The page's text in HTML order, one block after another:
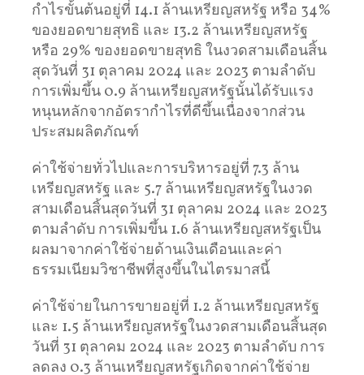
กำไรขั้นต้นอยู่ที่ 14.1 ล้านเหรียญสหรัฐ หรือ 34%
ของยอดขายสุทธิ และ 13.2 ล้านเหรียญสหรัฐ
หรือ 29% ของยอดขายสุทธิ ในงวดสามเดือนสิ้น
สุดวันที่ 31 ตุลาคม 2024 และ 2023 ตามลำดับ
การเพิ่มขึ้น 0.9 ล้านเหรียญสหรัฐนั้นได้รับแรง
หนุนหลักจากอัตรากำไรที่ดีขึ้นเนื่องจากส่วน
ประสมผลิตภัณฑ์
ค่าใช้จ่ายทั่วไปและการบริหารอยู่ที่ 7.3 ล้าน
เหรียญสหรัฐ และ 5.7 ล้านเหรียญสหรัฐในงวด
สามเดือนสิ้นสุดวันที่ 31 ตุลาคม 2024 และ 2023
ตามลำดับ การเพิ่มขึ้น 1.6 ล้านเหรียญสหรัฐเป็น
ผลมาจากค่าใช้จ่ายด้านเงินเดือนและค่า
ธรรมเนียมวิชาชีพที่สูงขึ้นในไตรมาสนี้
ค่าใช้จ่ายในการขายอยู่ที่ 1.2 ล้านเหรียญสหรัฐ
และ 1.5 ล้านเหรียญสหรัฐในงวดสามเดือนสิ้นสุด
วันที่ 31 ตุลาคม 2024 และ 2023 ตามลำดับ การ
ลดลง 0.3 ล้านเหรียญสหรัฐเกิดจากค่าใช้จ่าย